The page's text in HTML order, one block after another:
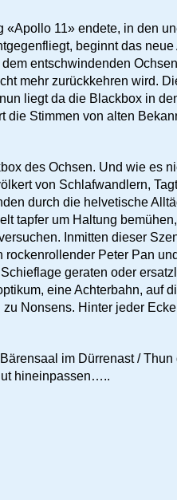
11» endete, in den
beginnt das
entschwindenden
mehr zurückkehren wird.
liegt da die Blackbox in
die Stimmen von alten
des Ochsen. Und wie es
von Schlafwandlern,
durch die helvetische
tapfer um Haltung
Inmitten dieser
Peter Pan
geraten oder
eine Achterbahn, auf
Nonsens. Hinter jeder
im Dürrenast / Thun
hineinpassen…..